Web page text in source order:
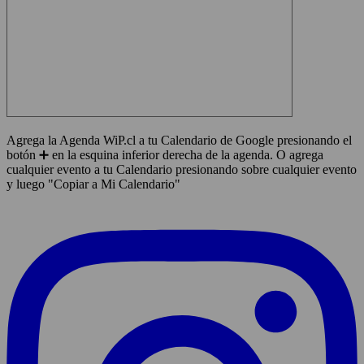
Agrega la Agenda WiP.cl a tu Calendario de Google presionando el
botón ➕ en la esquina inferior derecha de la agenda. O agrega
cualquier evento a tu Calendario presionando sobre cualquier evento
y luego "Copiar a Mi Calendario"